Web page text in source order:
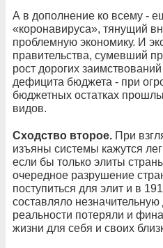
А в дополнение ко всему -
«коронавируса», тянущий
проблемную экономику. И
правительства, сумевший
рост дорогих
дефицита бюджета - при
бюджетных остатках
видов.
Сходство второе. При
изъяны системы кажутся
если бы только элиты
очередное разрушение
поступиться для элит и в
составляло
реальности потеряли и
жизни для себя и своих